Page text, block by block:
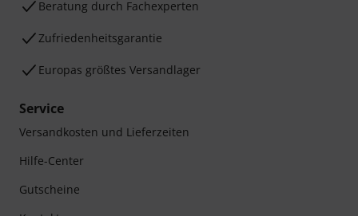
Beratung durch Fachexperten
Zufriedenheitsgarantie
Europas größtes Versandlager
Service
Versandkosten und Lieferzeiten
Hilfe-Center
Gutscheine